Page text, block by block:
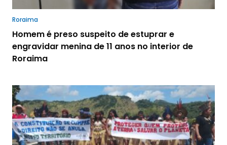
Roraima
Homem é preso suspeito de estuprar e
engravidar menina de 11 anos no interior de
Roraima